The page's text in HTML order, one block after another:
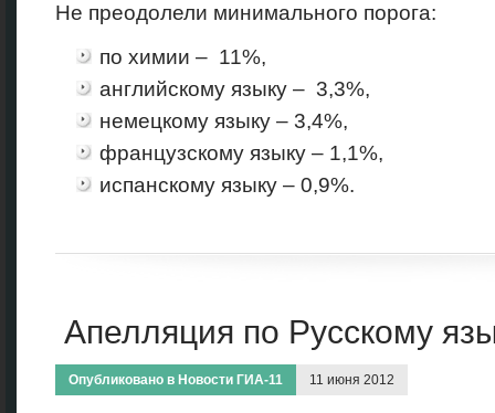
Не преодолели минимального порога:
по химии – 11%,
английскому языку – 3,3%,
немецкому языку – 3,4%,
французскому языку – 1,1%,
испанскому языку – 0,9%.
Апелляция по Русскому
Опубликовано в Новости ГИА-11 11 июня 2012